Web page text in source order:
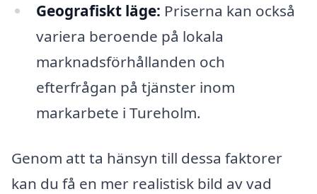
Geografiskt läge: Priserna kan också
variera beroende på lokala
marknadsförhållanden och
efterfrågan på tjänster inom
markarbete i Tureholm.
Genom att ta hänsyn till dessa faktorer
kan du få en mer realistisk bild av vad